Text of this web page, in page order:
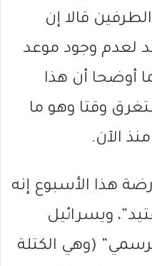
الطرفين قالا إن
لعدم وجود موعد
أوضحا أن هذا
وقتا وهو ما
الآن.
هذا الأسبوع إنه
ويسرائيل
(وهي الكتلة